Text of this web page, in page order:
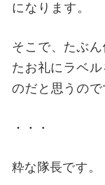
になります。
そこで、たぶ
たお礼にラベ
のだと思うの
・・・
粋な隊長です。